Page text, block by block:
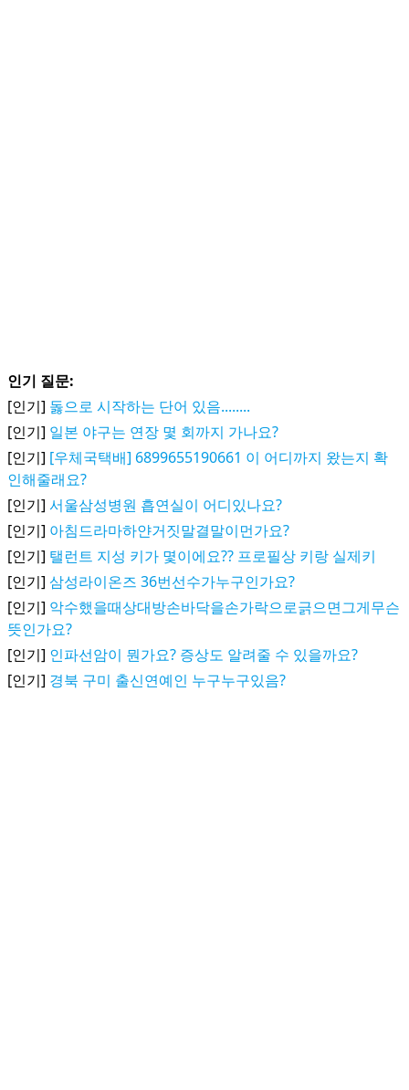
인기 질문:
[인기] 돓으로 시작하는 단어 있음........
[인기] 일본 야구는 연장 몇 회까지 가나요?
[인기] [우체국택배] 6899655190661 이 어디까지 왔는지 확
인해줄래요?
[인기] 서울삼성병원 흡연실이 어디있나요?
[인기] 아침드라마하얀거짓말결말이먼가요?
[인기] 탤런트 지성 키가 몇이에요?? 프로필상 키랑 실제키
[인기] 삼성라이온즈 36번선수가누구인가요?
[인기] 악수했을때상대방손바닥을손가락으로긁으면그게무슨
뜻인가요?
[인기] 인파선암이 뭔가요? 증상도 알려줄 수 있을까요?
[인기] 경북 구미 출신연예인 누구누구있음?